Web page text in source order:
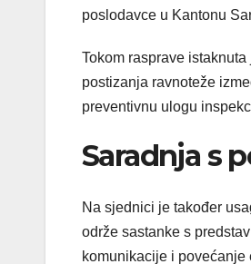
poslodavce u Kantonu
Tokom rasprave
postizanja ravnoteže
preventivnu ulogu
Saradnja s
Na sjednici je također
održe sastanke s
komunikacije i